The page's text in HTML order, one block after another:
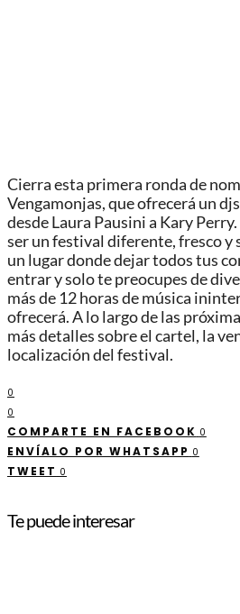
Cierra esta primera ronda de
Vengamonjas, que ofrecerá un
desde Laura Pausini a Kary
ser un festival diferente, fresco
un lugar donde dejar todos tus
entrar y solo te preocupes de
más de 12 horas de música
ofrecerá. A lo largo de las
más detalles sobre el cartel, la
localización del festival.
0
0
COMPARTE EN FACEBOOK 0
ENVÍALO POR WHATSAPP 0
TWEET 0
Te puede interesar